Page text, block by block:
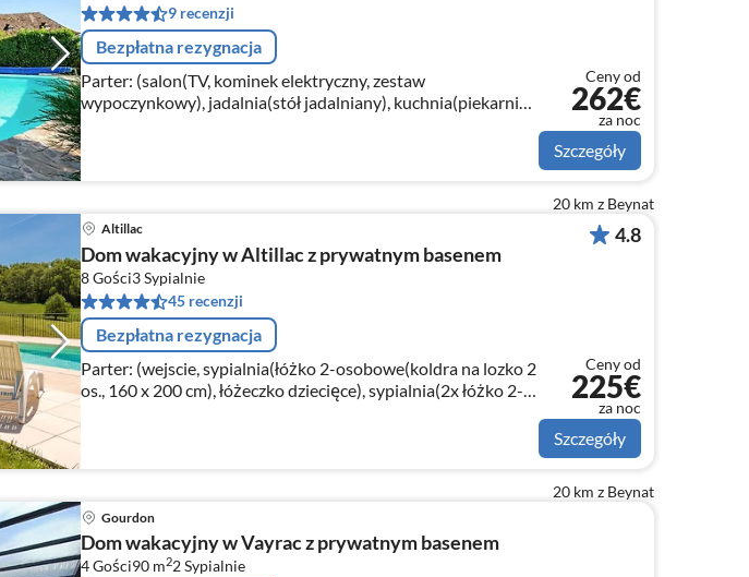
9 recenzji
Bezpłatna rezygnacja
Parter: (salon(TV, kominek elektryczny, zestaw
wypoczynkowy), jadalnia(stół jadalniany), kuchnia(piekarnik,
zmywarka do naczyń, lodówka), sypialnia(łóżko 2-osobowe)
Ceny od
262€
za noc
Szczegóły
20 km z Beynat
Altillac
Dom wakacyjny w Altillac z prywatnym basenem
8 Gości3Sypialnie
45 recenzji
Bezpłatna rezygnacja
Parter: (wejscie, sypialnia(łóżko 2-osobowe(koldra na lozko 2
os., 160 x 200 cm), łóżeczko dziecięce), sypialnia(2x łóżko 2-
4.8
Ceny od
225€
za noc
Szczegóły
20 km z Beynat
Gourdon
Dom wakacyjny w Vayrac z prywatnym basenem
4 Gości90 m22Sypialnie